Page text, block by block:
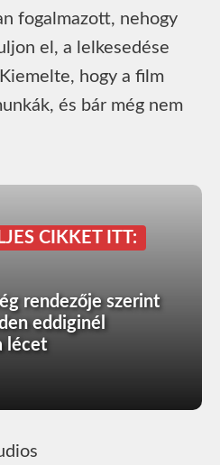
fogalmazott, nehogy
el, a lelkesedése
hogy a film
és bár még nem
CIKKET ITT:
rendezője szerint
eddiginél
lécet